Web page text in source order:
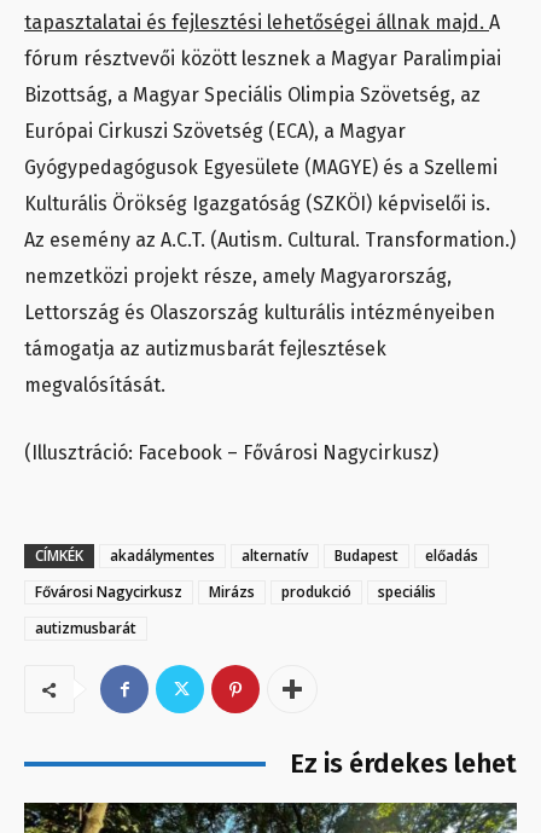
tapasztalatai és fejlesztési lehetőségei állnak majd. A
fórum résztvevői között lesznek a Magyar Paralimpiai
Bizottság, a Magyar Speciális Olimpia Szövetség, az
Európai Cirkuszi Szövetség (ECA), a Magyar
Gyógypedagógusok Egyesülete (MAGYE) és a Szellemi
Kulturális Örökség Igazgatóság (SZKÖI) képviselői is.
Az esemény az A.C.T. (Autism. Cultural. Transformation.)
nemzetközi projekt része, amely Magyarország,
Lettország és Olaszország kulturális intézményeiben
támogatja az autizmusbarát fejlesztések
megvalósítását.
(Illusztráció: Facebook – Fővárosi Nagycirkusz)
CÍMKÉK akadálymentes alternatív Budapest
előadás
Fővárosi Nagycirkusz
Mirázs produkció
speciális
autizmusbarát
Ez is érdekes lehet